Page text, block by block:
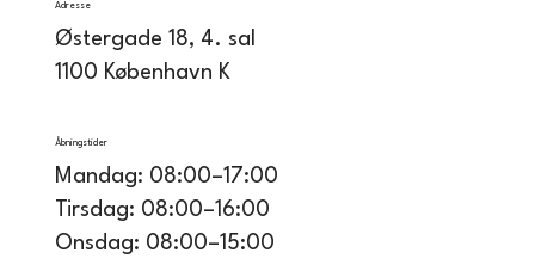
Adresse
Østergade 18, 4. sal
1100 København K
Åbningstider
Mandag: 08:00–17:00
Tirsdag: 08:00–16:00
Onsdag: 08:00–15:00